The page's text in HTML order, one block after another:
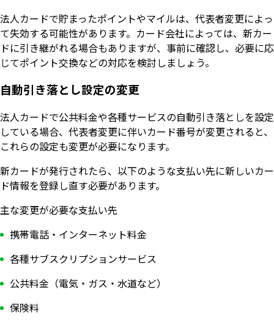
法人カードで貯まったポイントやマイルは、代表者変更によっ
て失効する可能性があります。カード会社によっては、新カー
ドに引き継がれる場合もありますが、事前に確認し、必要に応
じてポイント交換などの対応を検討しましょう。
自動引き落とし設定の変更
法人カードで公共料金や各種サービスの自動引き落としを設定
している場合、代表者変更に伴いカード番号が変更されると、
これらの設定も変更が必要になります。
新カードが発行されたら、以下のような支払い先に新しいカー
ド情報を登録し直す必要があります。
主な変更が必要な支払い先
携帯電話・インターネット料金
各種サブスクリプションサービス
公共料金（電気・ガス・水道など）
保険料